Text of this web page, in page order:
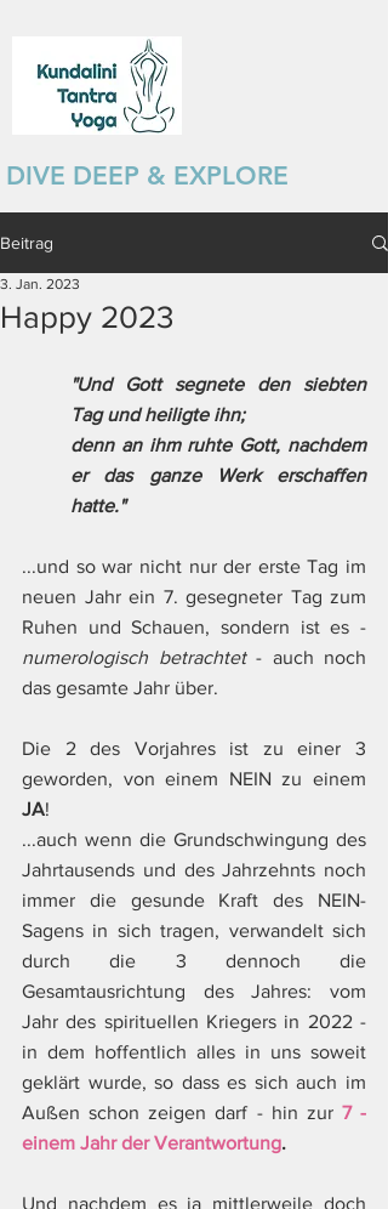
DIVE DEEP & EXPLORE
Beitrag
Happy 2023
3. Jan. 2023
"Und Gott segnete den siebten
Tag und heiligte ihn;
denn an ihm ruhte Gott, nachdem
er das ganze Werk erschaffen
hatte."
...und so war nicht nur der erste Tag im
neuen Jahr ein 7. gesegneter Tag zum
Ruhen und Schauen, sondern ist es -
numerologisch betrachtet - auch noch
das gesamte Jahr über.
Die 2 des Vorjahres ist zu einer 3
JA!
...auch wenn die Grundschwingung des
Jahrtausends und des Jahrzehnts noch
immer die gesunde Kraft des NEIN-
Sagens in sich tragen, verwandelt sich
durch die 3 dennoch die
Gesamtausrichtung des Jahres: vom
Jahr des spirituellen Kriegers in 2022 -
in dem hoffentlich alles in uns soweit
geklärt wurde, so dass es sich auch im
Außen schon zeigen darf - hin zur 7 -
einem Jahr der Verantwortung.
Und nachdem es ja mittlerweile doch